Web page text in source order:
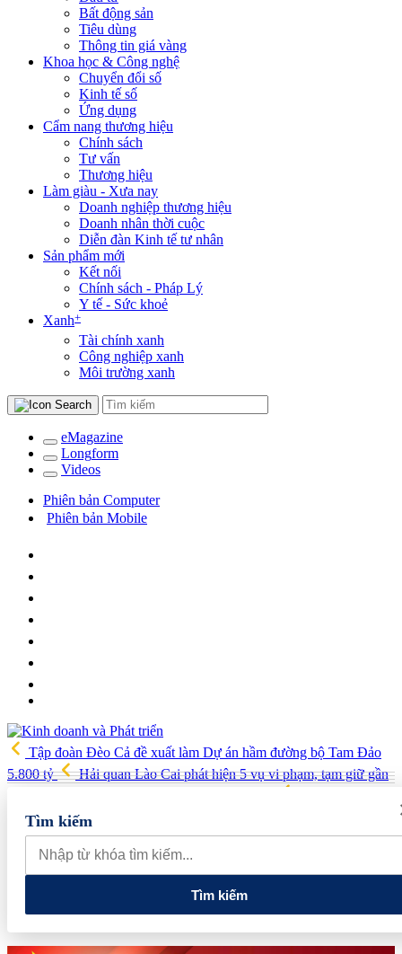
Bất động sản
Tiêu dùng
Thông tin giá vàng
Khoa học & Công nghệ
Chuyển đổi số
Kinh tế số
Ứng dụng
Cẩm nang thương hiệu
Chính sách
Tư vấn
Thương hiệu
Làm giàu - Xưa nay
Doanh nghiệp thương hiệu
Doanh nhân thời cuộc
Diễn đàn Kinh tế tư nhân
Sản phẩm mới
Kết nối
Chính sách - Pháp Lý
Y tế - Sức khoẻ
Xanh+
Tài chính xanh
Công nghiệp xanh
Môi trường xanh
eMagazine
Longform
Videos
Phiên bản Computer
Phiên bản Mobile
Tập đoàn Đèo Cả đề xuất làm Dự án hầm đường bộ Tam Đảo
5.800 tỷ
Hải quan Lào Cai phát hiện 5 vụ vi phạm, tạm giữ gần
kinh doanh, tìm kiếm doanh nghiệp tiêu biểu trên toàn quốc
chỉ các cửa hàng rau củ quả sạch tại Hà Nội
AI từ công cụ hỗ
trợ đến nâng cao năng lực vận hành và quản trị rủi ro của doanh
nghiệp
Tìm kiếm
Tìm kiếm